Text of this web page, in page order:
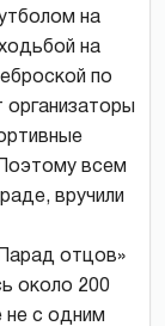
на
на
по
всем
вручили
отцов»
около 200
не с одним